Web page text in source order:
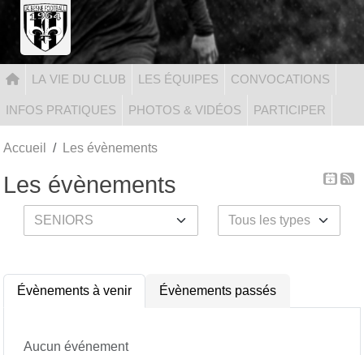
LA VIE DU CLUB LES ÉQUIPES CONVOCATIONS
INFOS PRATIQUES PHOTOS & VIDÉOS PARTICIPER
Accueil Les évènements
Les évènements
Évènements à venir Évènements passés
Aucun événement
Panneau de gestion des cookies